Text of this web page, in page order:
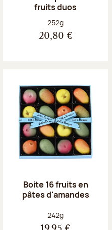
fruits duos
Poids net :
252g
20,80 €
Boite 16 fruits en
pâtes d'amandes
Poids net :
242g